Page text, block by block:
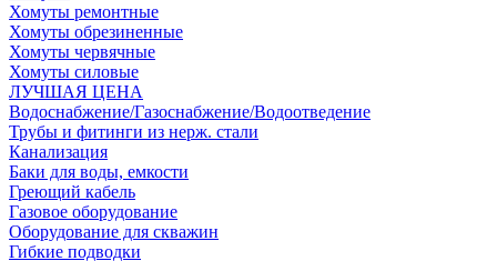
Хомуты ремонтные
Хомуты обрезиненные
Хомуты червячные
Хомуты силовые
ЛУЧШАЯ ЦЕНА
Водоснабжение/Газоснабжение/Водоотведение
Трубы и фитинги из нерж. стали
Канализация
Баки для воды, емкости
Греющий кабель
Газовое оборудование
Оборудование для скважин
Гибкие подводки